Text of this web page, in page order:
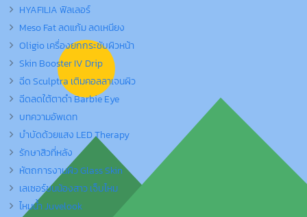
HYAFILIA ฟิลเลอร์
Meso Fat ลดแก้ม ลดเหนียง
Oligio เครื่องยกกระชับผิวหน้า
Skin Booster IV Drip
ฉีด Sculptra เติมคอลลาเจนผิว
ฉีดลดใต้ตาดำ Barbie Eye
บทความอัพเดท
บำบัดด้วยแสง LED Therapy
รักษาสิวที่หลัง
หัตถการงานผิว Glass Skin
เลเซอร์ขนน้องสาว เจ็บไหม
ไหมน้ำ Juvelook